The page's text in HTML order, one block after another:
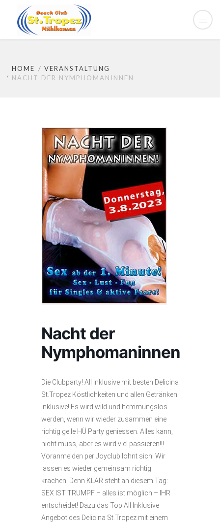
HOME
VERANSTALTUNG
NACHT DER NYMPHOMANINNEN
Nacht der
Nymphomaninnen
Die Clubparty! All Inklusive mit besten Delicina
St.Tropez Köstlichkeiten und allen Getränken
inklusive! Es wird wild und hemmungslos
werden, wenn wir wieder zusammen eine
richtig geile HÜ Party geniessen. Alles kann,
nicht muss, aber es wird viel passieren!!!
Voranmelden per Joyclub lohnt sich! Wir
lassen es wieder gemeinsam richtig
krachen. Denn KLAR steht an diesem Tag:
SEX IST TRUMPF – alles ist möglich – IHR
entscheidet! Dazu das Top All Inklusive
Angebot des Delicina St.Tropez mit einem